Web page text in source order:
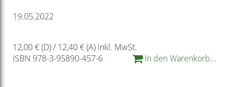
19.05.2022
12,00 € (D) / 12,40 € (A) inkl. MwSt.
ISBN 978-3-95890-457-6
In den Warenkorb...